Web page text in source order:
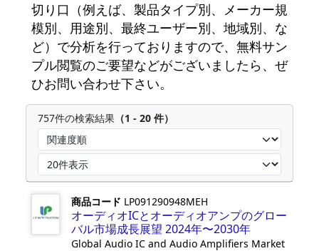
切り口（例えば、製品タイプ別、メーカー規
模別、用途別、最終ユーザー別、地域別、な
ど）で分析を行っておりますので、無料サン
プル閲覧のご要望などがございましたら、ぜ
ひお問い合わせ下さい。
757件の検索結果 （1 - 20 件）
商品コード LP091290948MEH
オーディオICとオーディオアンプのグロー
バル市場成長展望 2024年〜2030年
Global Audio IC and Audio Amplifiers Market